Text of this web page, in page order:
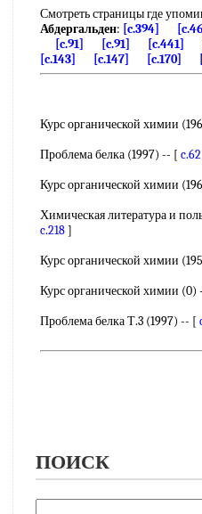
Смотреть страницы где
Абдергальден: [c.394]
[c.91]
[c.91] [c.441]
[c.143]
[c.147] [c.170]
Курс органической химии
Проблема белка (1997) -- [ c.62
Курс органической химии
Химическая литература и
c.218]
Курс органической химии
Курс органической химии (0)
Проблема белка Т.3 (1997) -- [
ПОИСК